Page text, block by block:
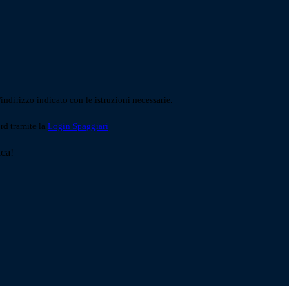
indicato con le istruzioni necessarie.
tramite la Login Spaggiari